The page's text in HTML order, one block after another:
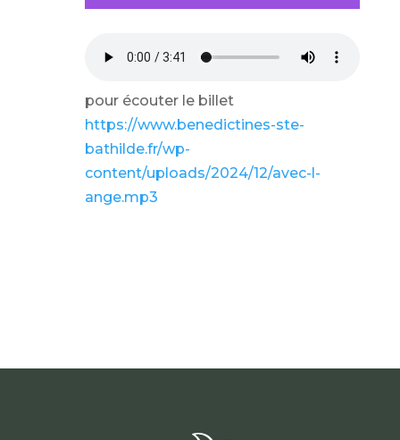
pour écouter le billet
https://www.benedictines-ste-
bathilde.fr/wp-
content/uploads/2024/12/avec-l-
ange.mp3